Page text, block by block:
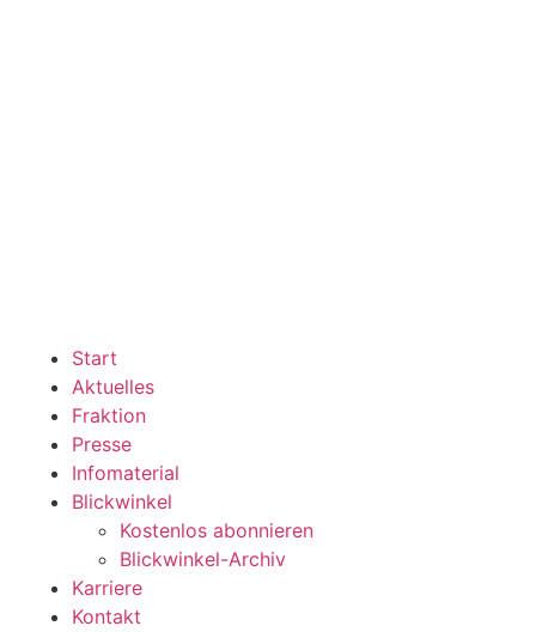
Start
Aktuelles
Fraktion
Presse
Infomaterial
Blickwinkel
Kostenlos abonnieren
Blickwinkel-Archiv
Karriere
Kontakt